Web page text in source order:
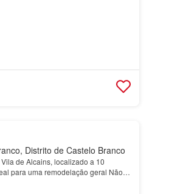
Distrito de Castelo Branco
de Alcains, localizado a 10
para uma remodelação geral Não
contacte já a…